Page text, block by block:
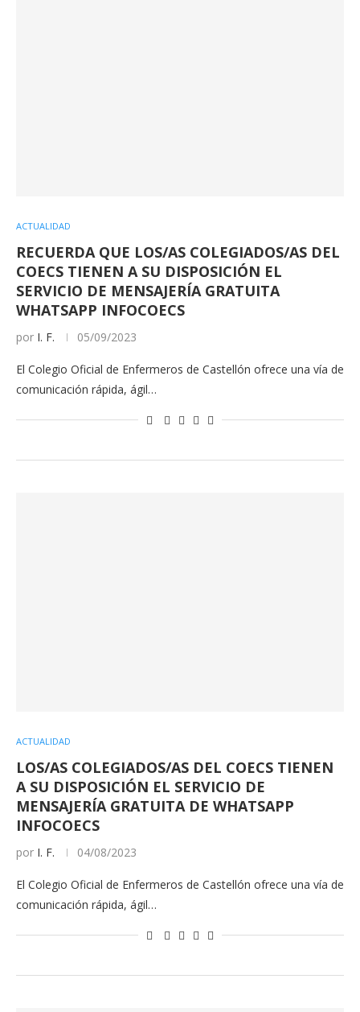
ACTUALIDAD
RECUERDA QUE LOS/AS COLEGIADOS/AS DEL
COECS TIENEN A SU DISPOSICIÓN EL
SERVICIO DE MENSAJERÍA GRATUITA
WHATSAPP INFOCOECS
por I. F. 05/09/2023
El Colegio Oficial de Enfermeros de Castellón ofrece una vía de
comunicación rápida, ágil…
ACTUALIDAD
LOS/AS COLEGIADOS/AS DEL COECS TIENEN
A SU DISPOSICIÓN EL SERVICIO DE
MENSAJERÍA GRATUITA DE WHATSAPP
INFOCOECS
por I. F. 04/08/2023
El Colegio Oficial de Enfermeros de Castellón ofrece una vía de
comunicación rápida, ágil…